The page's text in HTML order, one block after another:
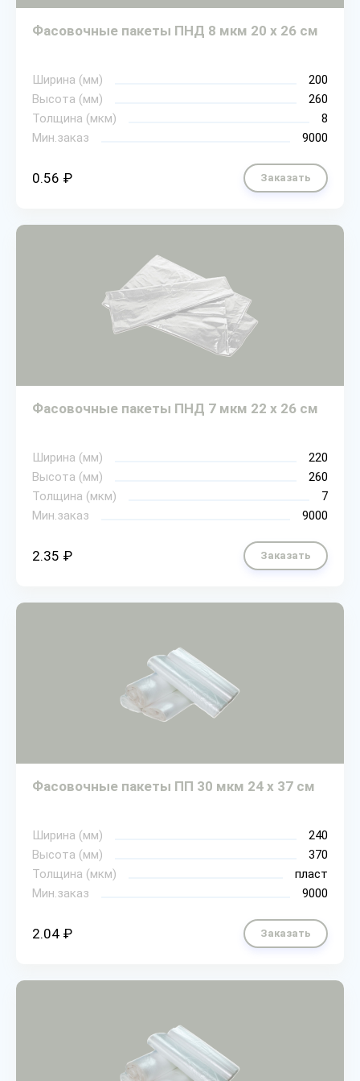
Фасовочные пакеты ПНД 8 мкм 20 х 26 см
Ширина (мм)
200
Высота (мм)
260
Толщина (мкм)
8
Мин.заказ
9000
0.56 ₽ Заказать
Фасовочные пакеты ПНД 7 мкм 22 х 26 см
Ширина (мм)
220
Высота (мм)
260
Толщина (мкм)
7
Мин.заказ
9000
2.35 ₽ Заказать
Фасовочные пакеты ПП 30 мкм 24 х 37 см
Ширина (мм)
240
Высота (мм)
370
Толщина (мкм)
пласт
Мин.заказ
9000
2.04 ₽ Заказать